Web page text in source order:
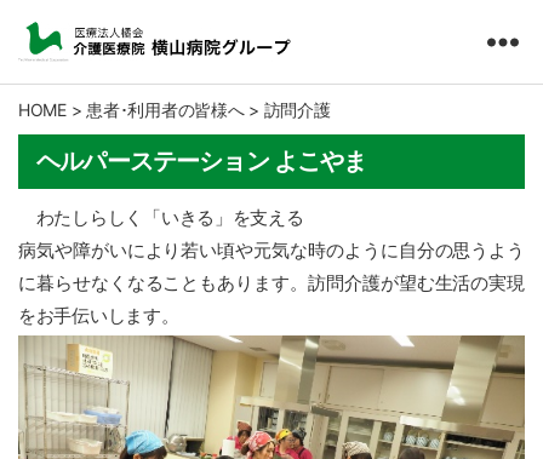
療
介
護
医
療
院
横
病
院
HOME > 患者･利用者の皆様へ > 訪問介護
ヘルパーステーション よこやま
わたしらしく「いきる」を支える
病気や障がいにより若い頃や元気な時のように自分の思うよう
に暮らせなくなることもあります。訪問介護が望む生活の実現
をお手伝いします。